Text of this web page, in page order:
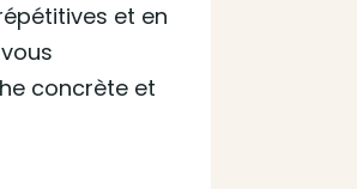
et en
concrète et